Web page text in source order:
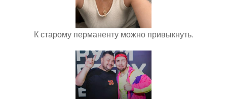
К старому перманенту можно привыкнуть.